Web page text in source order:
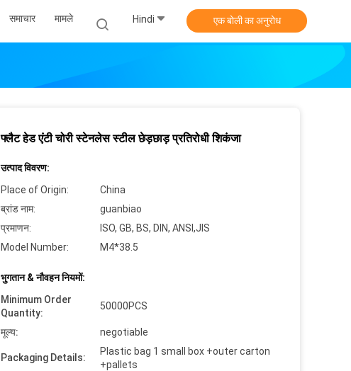
समाचार मामले Hindi एक बोली का अनुरोध
फ्लैट हेड एंटी चोरी स्टेनलेस स्टील छेड़छाड़ प्रतिरोधी शिकंजा
उत्पाद विवरण:
Place of Origin:
China
ब्रांड नाम:
guanbiao
प्रमाणन:
ISO, GB, BS, DIN, ANSI,JIS
Model Number:
M4*38.5
भुगतान & नौवहन नियमों:
Minimum Order
Quantity:
50000PCS
मूल्य: negotiable
Packaging Details:
Plastic bag 1 small box +outer carton
+pallets